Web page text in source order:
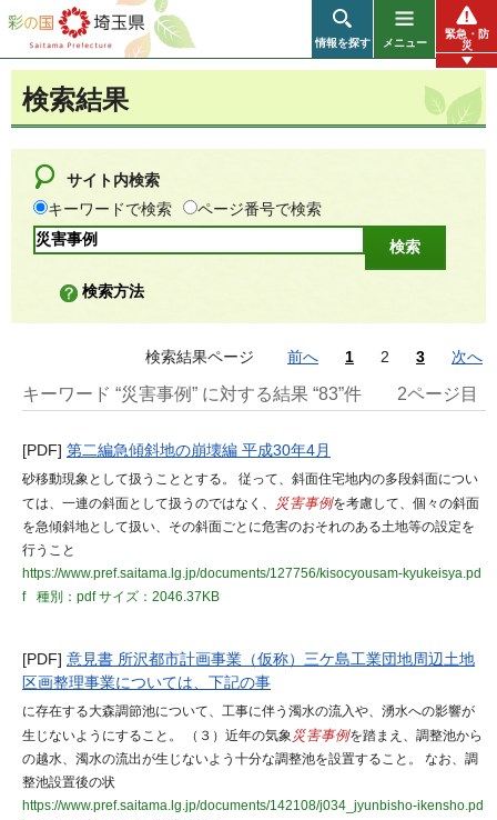
彩の国 埼玉県
情報を探す メニュー
緊急・防
災
検索結果
サイト内検索
キーワードで検索
ページ番号で検索
検索方法
検索結果ページ 前へ 1 2 3 次へ
キーワード “災害事例” に対する結果 “83”件 2ページ目
[PDF] 第二編急傾斜地の崩壊編 平成30年4月
砂移動現象として扱うこととする。 従って、斜面住宅地内の多段斜面につい
ては、一連の斜面として扱うのではなく、
災害事例を考慮して、個々の斜面
を急傾斜地として扱い、その斜面ごとに危害のおそれのある土地等の設定を
行うこと
https://www.pref.saitama.lg.jp/documents/127756/kisocyousam-kyukeisya.pd
f
種別：pdfサイズ：2046.37KB
[PDF] 意見書 所沢都市計画事業（仮称）三ケ島工業団地周辺土地
区画整理事業については、下記の事
に存在する大森調節池について、工事に伴う濁水の流入や、湧水への影響が
生じないようにすること。 （３）近年の気象 災害事例を踏まえ、調整池から
の越水、濁水の流出が生じないよう十分な調整池を設置すること。 なお、調
整池設置後の状
https://www.pref.saitama.lg.jp/documents/142108/j034_jyunbisho-ikensho.pd